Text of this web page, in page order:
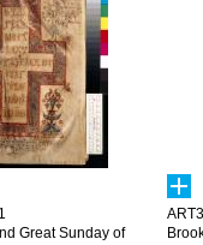
Great Sunday of